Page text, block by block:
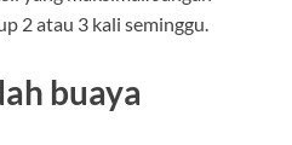
2 atau 3 kali seminggu.
buaya